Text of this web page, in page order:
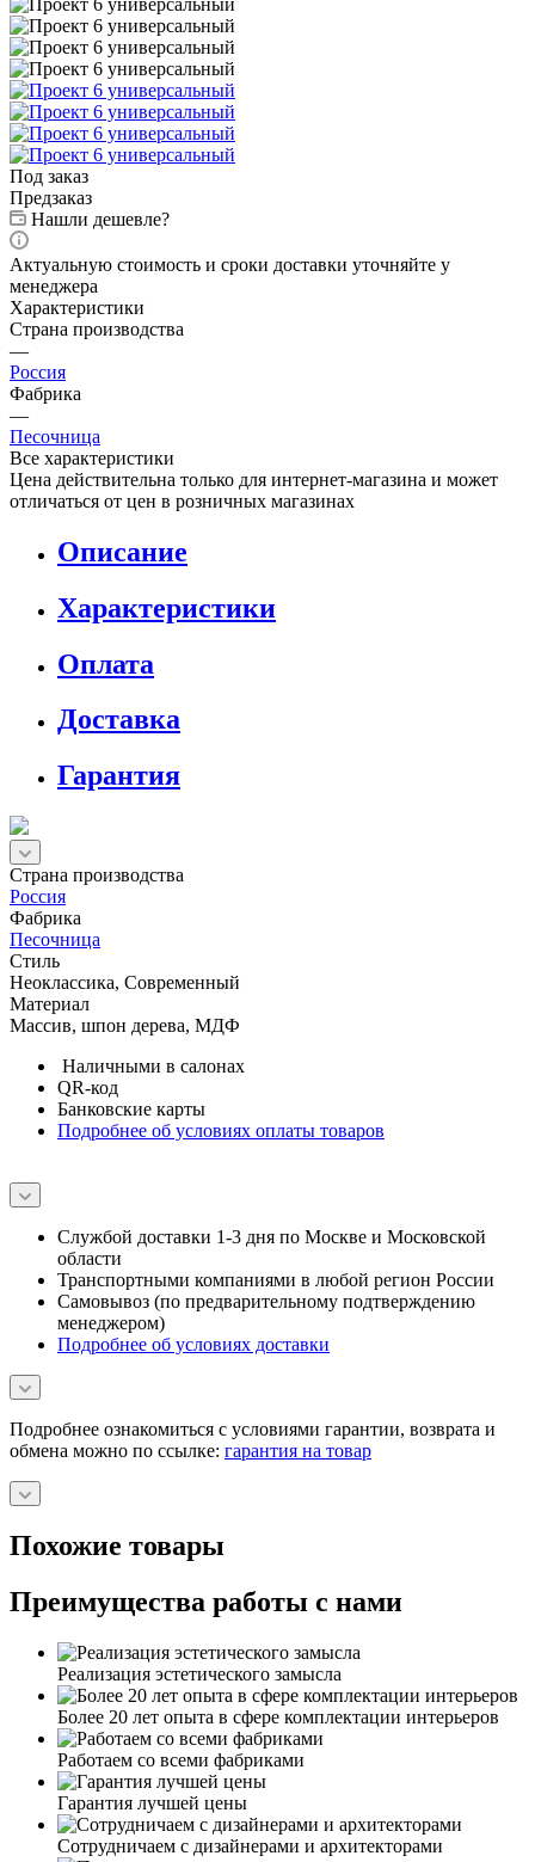
Под заказ
Предзаказ
Нашли дешевле?
Актуальную стоимость и сроки доставки уточняйте у
менеджера
Характеристики
Страна производства
—
Россия
Фабрика
—
Песочница
Все характеристики
Цена действительна только для интернет-магазина и может
отличаться от цен в розничных магазинах
Описание
Характеристики
Оплата
Доставка
Гарантия
Страна производства
Россия
Фабрика
Песочница
Стиль
Неоклассика, Современный
Материал
Массив, шпон дерева, МДФ
Наличными в салонах
QR-код
Банковские карты
Подробнее об условиях оплаты товаров
Службой доставки 1-3 дня по Москве и Московской
области
Транспортными компаниями в любой регион России
Самовывоз (по предварительному подтверждению
менеджером)
Подробнее об условиях доставки
Подробнее ознакомиться с условиями гарантии, возврата и
обмена можно по ссылке: гарантия на товар
Похожие товары
Преимущества работы с нами
Реализация эстетического замысла
Более 20 лет опыта в сфере комплектации интерьеров
Работаем со всеми фабриками
Гарантия лучшей цены
Сотрудничаем с дизайнерами и архитекторами